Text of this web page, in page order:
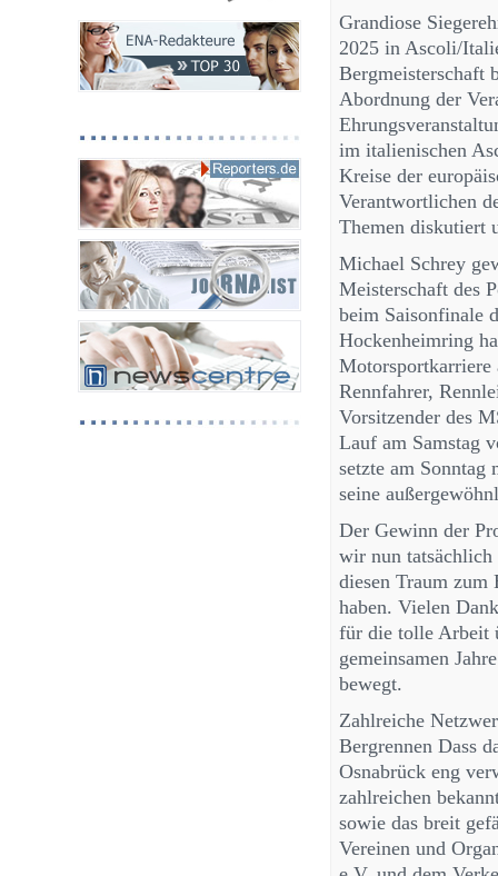
Grandiose
2025 in Ascoli/
Bergmeisterschaft
Abordnung der
im italienischen
Kreise der
Verantwortlichen
Themen diskutiert
Michael Schrey
Meisterschaft des
beim Saisonfinale
Hockenheimring
Motorsportkarriere
Rennfahrer,
Vorsitzender des
Lauf am Samstag
setzte am Sonntag
seine
Der Gewinn der
wir nun
diesen Traum zum
haben. Vielen
für die tolle Arbeit
gemeinsamen
bewegt.
Zahlreiche
Bergrennen Dass
Osnabrück eng
zahlreichen
sowie das breit
Vereinen und